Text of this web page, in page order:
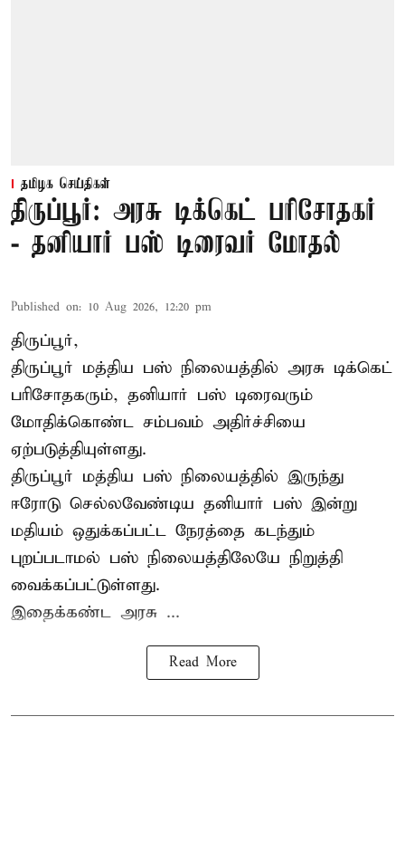
தமிழக செய்திகள்
திருப்பூர்: அரசு டிக்கெட் பரிசோதகர்
- தனியார் பஸ் டிரைவர் மோதல்
Published on: 10 Aug 2026, 12:20 pm
திருப்பூர்,
திருப்பூர் மத்திய பஸ் நிலையத்தில் அரசு டிக்கெட்
பரிசோதகரும், தனியார் பஸ் டிரைவரும்
மோதிக்கொண்ட சம்பவம் அதிர்ச்சியை
ஏற்படுத்தியுள்ளது.
திருப்பூர் மத்திய பஸ் நிலையத்தில் இருந்து
ஈரோடு செல்லவேண்டிய தனியார் பஸ் இன்று
மதியம் ஒதுக்கப்பட்ட நேரத்தை கடந்தும்
புறப்படாமல் பஸ் நிலையத்திலேயே நிறுத்தி
வைக்கப்பட்டுள்ளது.
இதைக்கண்ட அரசு ...
Read More